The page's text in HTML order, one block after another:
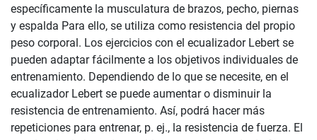
específicamente la musculatura de brazos, pecho, piernas
y espalda Para ello, se utiliza como resistencia del propio
peso corporal. Los ejercicios con el ecualizador Lebert se
pueden adaptar fácilmente a los objetivos individuales de
entrenamiento. Dependiendo de lo que se necesite, en el
ecualizador Lebert se puede aumentar o disminuir la
resistencia de entrenamiento. Así, podrá hacer más
repeticiones para entrenar, p. ej., la resistencia de fuerza. El